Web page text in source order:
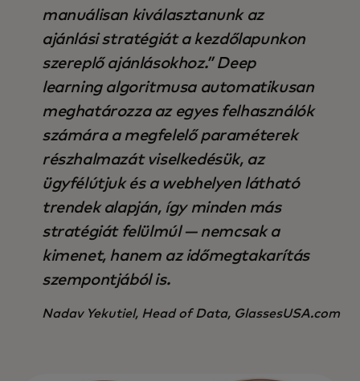
manuálisan kiválasztanunk az
ajánlási stratégiát a kezdőlapunkon
szereplő ajánlásokhoz.” Deep
learning algoritmusa automatikusan
meghatározza az egyes felhasználók
számára a megfelelő paraméterek
részhalmazát viselkedésük, az
ügyfélútjuk és a webhelyen látható
trendek alapján, így minden más
stratégiát felülmúl — nemcsak a
kimenet, hanem az időmegtakarítás
szempontjából is.
Nadav Yekutiel, Head of Data, GlassesUSA.com